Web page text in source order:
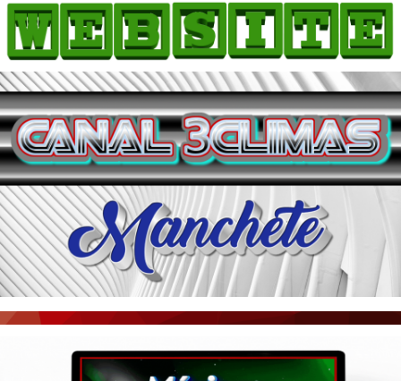
HOME
COMO ANUNCIAR
JORNAIS DO BRASIL
PODCAST/NOTÍCIAS
AS NOTÍCIAS DO DIA
ACONTECEU...VIROU MANCHETE!
BLOGS & COLUNAS
AGÊNCIA DE NOTÍCIAS
CNN BRASIL